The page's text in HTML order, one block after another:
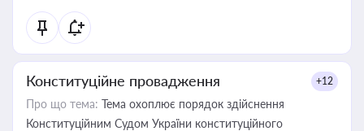
Конституційне провадження +12
Про що тема: Тема охоплює порядок здійснення
Конституційним Судом України конституційного